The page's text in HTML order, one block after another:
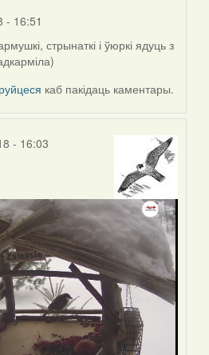
- 16:51
стрынаткі і ўюркі ядуць з
каб пакідаць каментары.
- 16:03